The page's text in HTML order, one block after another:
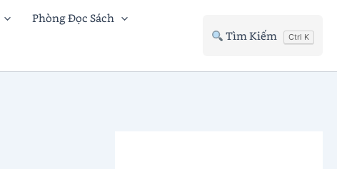
Phòng Đọc Sách
Tìm Kiếm Ctrl K